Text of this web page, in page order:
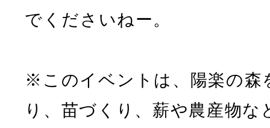
でくださいねー。
※このイベントは、陽楽の森
り、苗づくり、薪や農産物